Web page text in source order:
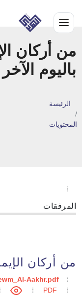
من أركان
باليوم الآخر
الرئيسة
المحتويات
المرفقات
من أركان
Aakhr.pdf
PDF